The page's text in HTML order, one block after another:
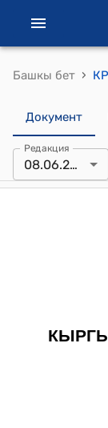
Башкы бет ›
Документ
Редакция
08.06.2011